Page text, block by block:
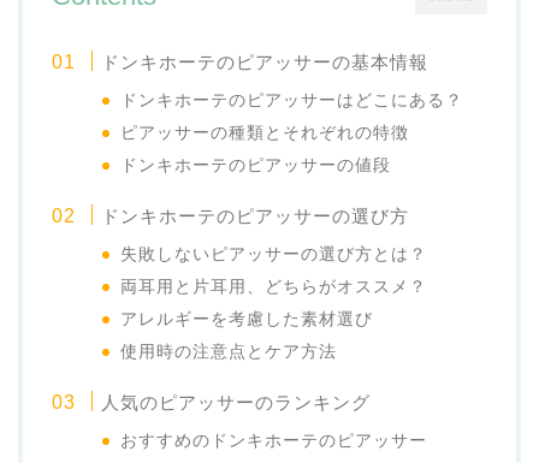
ドンキホーテのピアッサーの基本情報
ドンキホーテのピアッサーはどこにある？
ピアッサーの種類とそれぞれの特徴
ドンキホーテのピアッサーの値段
ドンキホーテのピアッサーの選び方
失敗しないピアッサーの選び方とは？
両耳用と片耳用、どちらがオススメ？
アレルギーを考慮した素材選び
使用時の注意点とケア方法
人気のピアッサーのランキング
おすすめのドンキホーテのピアッサー